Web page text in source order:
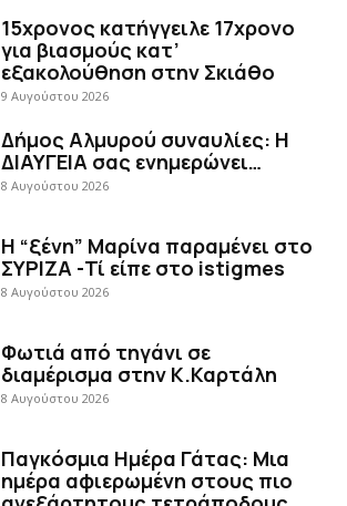
15χρονος κατήγγειλε 17χρονο
για βιασμούς κατ’
εξακολούθηση στην Σκιάθο
9 Αυγούστου 2026
Δήμος Αλμυρού συναυλίες: Η
ΔΙΑΥΓΕΙΑ σας ενημερώνει…
8 Αυγούστου 2026
Η “ξένη” Μαρίνα παραμένει στο
ΣΥΡΙΖΑ -Τί είπε στο istigmes
8 Αυγούστου 2026
Φωτιά από τηγάνι σε
διαμέρισμα στην Κ.Καρτάλη
8 Αυγούστου 2026
Παγκόσμια Ημέρα Γάτας: Μια
ημέρα αφιερωμένη στους πιο